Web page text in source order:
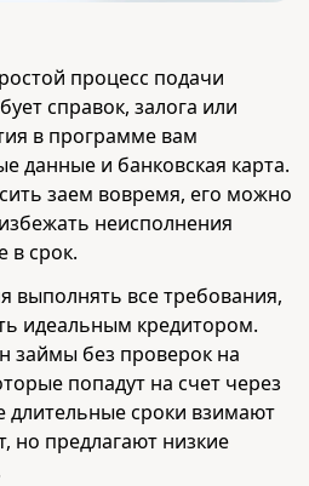
процесс подачи
справок, залога или
в программе вам
данные и банковская карта.
заем вовремя, его можно
неисполнения
в срок.
выполнять все требования,
идеальным кредитором.
займы без проверок на
попадут на счет через
длительные сроки взимают
но предлагают низкие